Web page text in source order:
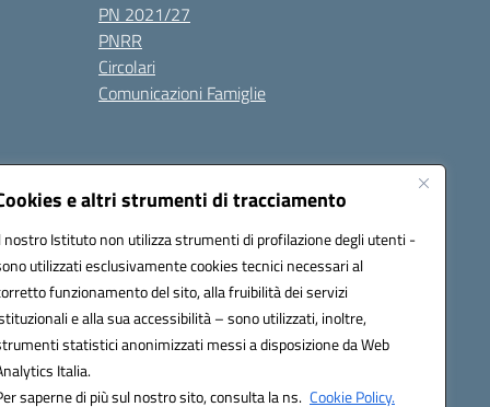
e altri strumenti di tracciamento
nostro Istituto non utilizza strumenti di profilazione degli utenti -
utilizzati esclusivamente cookies tecnici necessari al
funzionamento del sito, alla fruibilità dei servizi
e alla sua accessibilità – sono utilizzati, inoltre,
statistici anonimizzati messi a disposizione da Web
Italia.
saperne di più sul nostro sito, consulta la ns. Cookie Policy.
PN 2021/27
PNRR
Circolari
Comunicazioni Famiglie